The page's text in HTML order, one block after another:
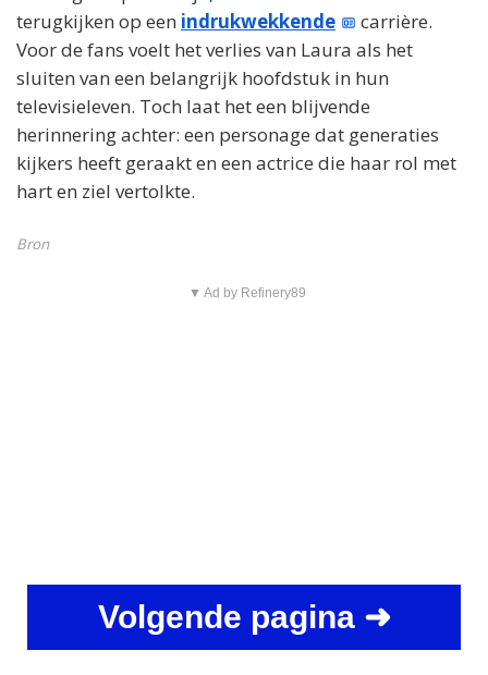
terugkijken op een indrukwekkende
carrière.
Voor de fans voelt het verlies van Laura als het
sluiten van een belangrijk hoofdstuk in hun
televisieleven. Toch laat het een blijvende
herinnering achter: een personage dat generaties
kijkers heeft geraakt en een actrice die haar rol met
hart en ziel vertolkte.
Bron
▼ Ad by Refinery89
Volgende pagina ➜